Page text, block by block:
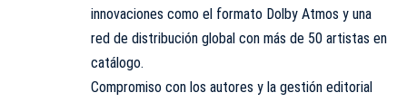
innovaciones como el formato Dolby Atmos y una
red de distribución global con más de 50 artistas en
catálogo.
Compromiso con los autores y la gestión editorial